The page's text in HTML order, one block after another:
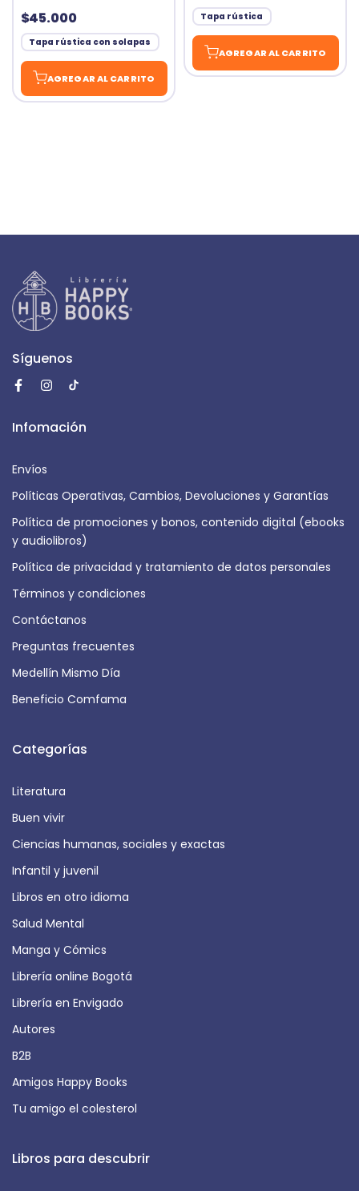
$45.000
Tapa rústica con solapas
AGREGAR AL CARRITO
Tapa rústica
AGREGAR AL CARRITO
Síguenos
Infomación
Envíos
Políticas Operativas, Cambios, Devoluciones y Garantías
Política de promociones y bonos, contenido digital (ebooks
y audiolibros)
Política de privacidad y tratamiento de datos personales
Términos y condiciones
Contáctanos
Preguntas frecuentes
Medellín Mismo Día
Beneficio Comfama
Categorías
Literatura
Buen vivir
Ciencias humanas, sociales y exactas
Infantil y juvenil
Libros en otro idioma
Salud Mental
Manga y Cómics
Librería online Bogotá
Librería en Envigado
Autores
B2B
Amigos Happy Books
Tu amigo el colesterol
Libros para descubrir